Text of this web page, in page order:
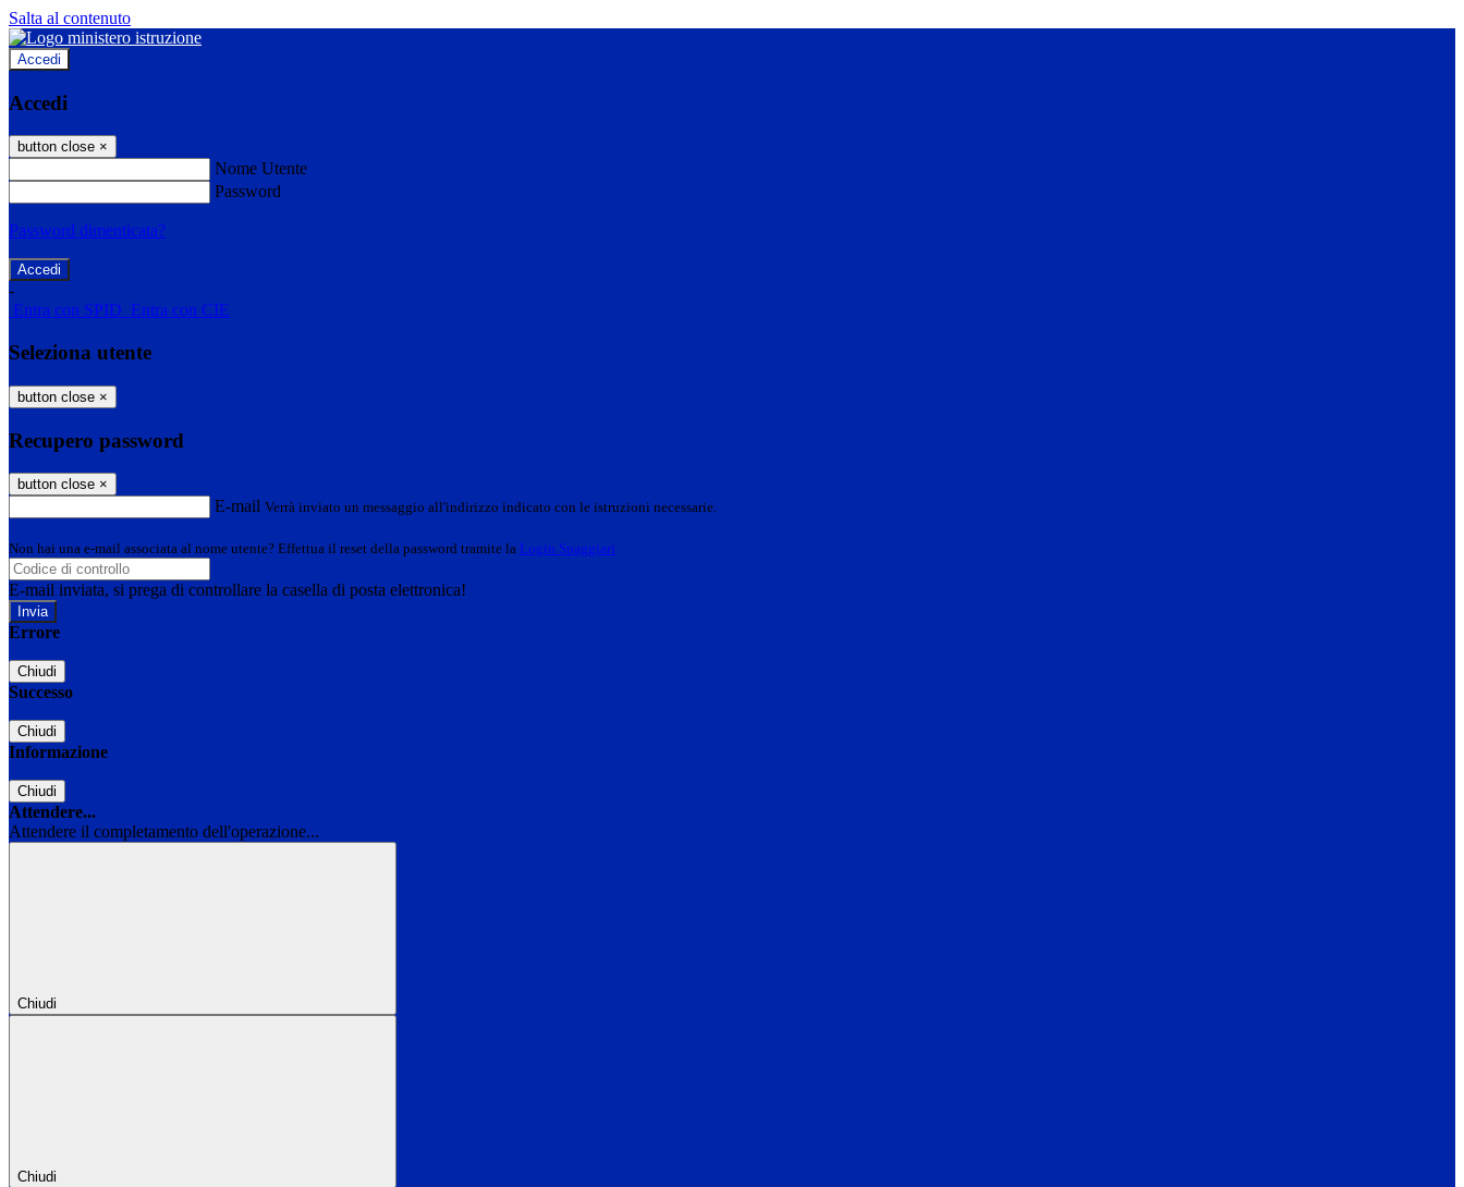
Salta al contenuto
Accedi
Accedi
button close ×
Nome Utente
Password
Password dimenticata?
-
Entra con SPID Entra con CIE
Seleziona utente
button close ×
Recupero password
button close ×
E-mail Verrà inviato un messaggio all'indirizzo indicato con le istruzioni necessarie.
Non hai una e-mail associata al nome utente? Effettua il reset della password tramite la Login Spaggiari
E-mail inviata, si prega di controllare la casella di posta elettronica!
Errore
Chiudi
Successo
Chiudi
Informazione
Chiudi
Attendere...
Attendere il completamento dell'operazione...
Chiudi
Chiudi